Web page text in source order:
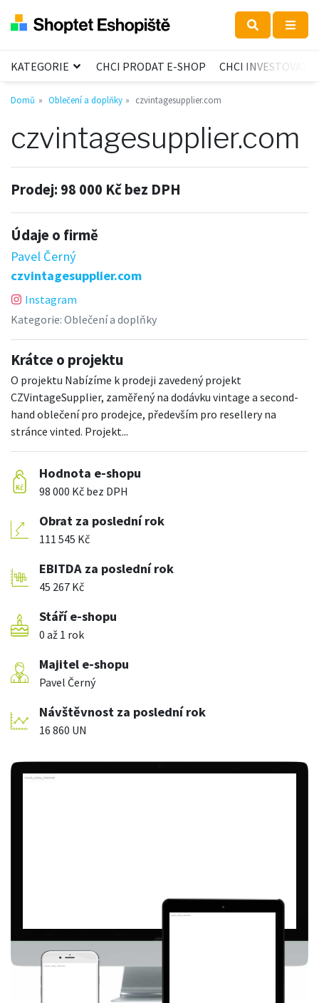
KATEGORIE CHCI PRODAT E-SHOP CHCI INVESTOVAT
Domů Oblečení a doplňky czvintagesupplier.com
czvintagesupplier.com
Prodej: 98 000 Kč bez DPH
Údaje o firmě
Pavel Černý
czvintagesupplier.com
Instagram
Kategorie: Oblečení a doplňky
Krátce o projektu
O projektu Nabízíme k prodeji zavedený projekt
CZVintageSupplier, zaměřený na dodávku vintage a second-
hand oblečení pro prodejce, především pro resellery na
stránce vinted. Projekt...
Hodnota e-shopu
98 000 Kč bez DPH
Obrat za poslední rok
111 545 Kč
EBITDA za poslední rok
45 267 Kč
Stáří e-shopu
0 až 1 rok
Majitel e-shopu
Pavel Černý
Návštěvnost za poslední rok
16 860 UN